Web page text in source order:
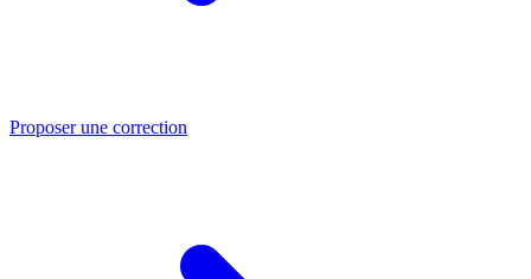
Proposer une correction